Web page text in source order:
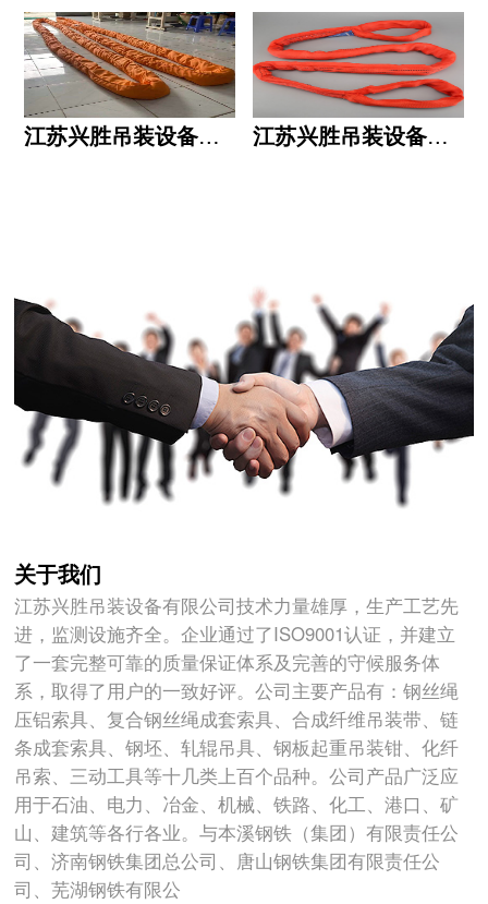
江苏兴胜吊装设备有限公司五大透明 江苏兴胜吊装设备有限公司运作模式
关于我们
江苏兴胜吊装设备有限公司技术力量雄厚，生产工艺先
进，监测设施齐全。企业通过了ISO9001认证，并建立
了一套完整可靠的质量保证体系及完善的守候服务体
系，取得了用户的一致好评。公司主要产品有：钢丝绳
压铝索具、复合钢丝绳成套索具、合成纤维吊装带、链
条成套索具、钢坯、轧辊吊具、钢板起重吊装钳、化纤
吊索、三动工具等十几类上百个品种。公司产品广泛应
用于石油、电力、冶金、机械、铁路、化工、港口、矿
山、建筑等各行各业。与本溪钢铁（集团）有限责任公
司、济南钢铁集团总公司、唐山钢铁集团有限责任公
司、芜湖钢铁有限公